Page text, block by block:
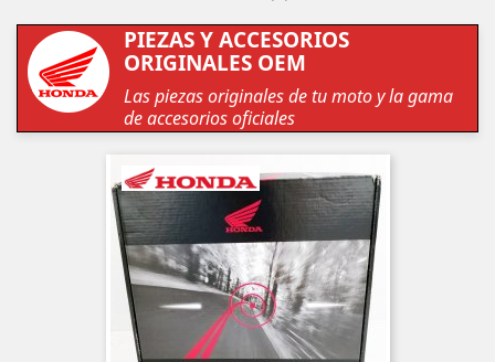
PIEZAS Y ACCESORIOS
ORIGINALES OEM
Las piezas originales de tu moto y la gama
de accesorios oficiales